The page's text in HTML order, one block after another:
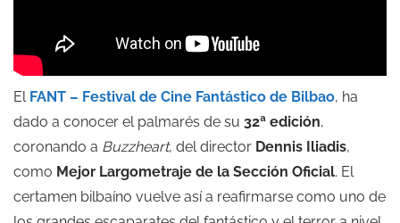
El FANT – Festival de Cine Fantástico de Bilbao, ha
dado a conocer el palmarés de su 32ª edición,
coronando a Buzzheart, del director Dennis Iliadis,
como Mejor Largometraje de la Sección Oficial. El
certamen bilbaíno vuelve así a reafirmarse como uno de